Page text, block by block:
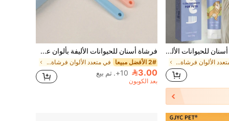
YEGBONG معجون أسنان للحيوانات الأليفة، معجون تنظيف أسنان للحيوانات الأليفة، يزيل البقع والجير. مجموعة معجون أسنان للحيوانات الأليفة، يصلح الأسنان ويجعلها أكثر بياضًا. مناسب للعناية الفموية للقطط والكلاب، يمكن التحكم في تكوين البلاك والجير، مناسب للجراء والقطط الصغيرة والقطط والكلاب البالغة. يستخدم للعناية بالأسنان والتنظيف، يقلل من تراكم البلاك، ويزيل الجير ورائحة الفم الكريهة.
في متعدد الألوان فرشاة أسنان الحيوانات الأليفة
فرشاة أسنان للحيوانات الأليفة بألوان عشوائية 4قطع قطعة واحدة للكلاب والقطط لتنظيف الأسنان
2# الأفضل مبيعا في متعدد الألوان فرشاة أسنان الحيوانات الأليفة
3.00 10+. تم بيع
بعد الكوبون